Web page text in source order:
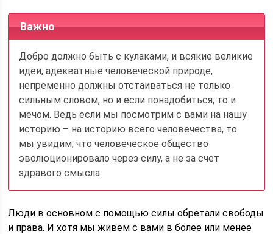
Важно
Добро должно быть с кулаками, и всякие великие
идеи, адекватные человеческой природе,
непременно должны отстаиваться не только
сильным словом, но и если понадобиться, то и
мечом. Ведь если мы посмотрим с вами на нашу
историю – на историю всего человечества, то
мы увидим, что человеческое общество
эволюционировало через силу, а не за счет
здравого смысла.
Люди в основном с помощью силы обретали свободы
и права. И хотя мы живем с вами в более или менее